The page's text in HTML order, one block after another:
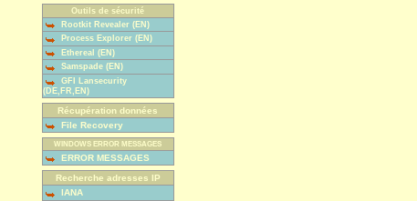
Outils de sécurité
Rootkit Revealer (EN)
Process Explorer (EN)
Ethereal (EN)
Samspade (EN)
GFI Lansecurity
(DE,FR,EN)
Récupération données
File Recovery
WINDOWS ERROR MESSAGES
ERROR MESSAGES
Recherche adresses IP
IANA